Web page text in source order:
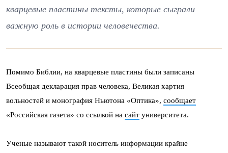
кварцевые пластины тексты, которые сыграли
важную роль в истории человечества.
Помимо Библии, на кварцевые пластины были записаны
Всеобщая декларация прав человека, Великая хартия
вольностей и монография Ньютона «Оптика», сообщает
«Российская газета» со ссылкой на сайт университета.
Ученые называют такой носитель информации крайне